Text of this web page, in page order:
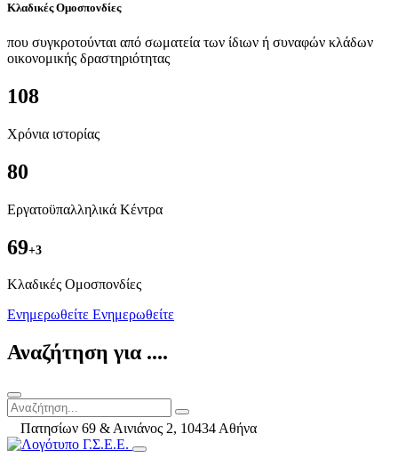
Κλαδικές Ομοσπονδίες
που συγκροτούνται από σωματεία των ίδιων ή συναφών κλάδων
οικονομικής δραστηριότητας
108
Χρόνια ιστορίας
80
Εργατοϋπαλληλικά Κέντρα
69+3
Kλαδικές Ομοσπονδίες
Ενημερωθείτε Ενημερωθείτε
Αναζήτηση για ....
Πατησίων 69 & Αινιάνος 2, 10434 Αθήνα